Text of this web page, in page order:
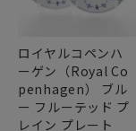
ロイヤルコペンハ
ーゲン（Royal Co
penhagen） ブル
ー フルーテッド プ
レイン プレート